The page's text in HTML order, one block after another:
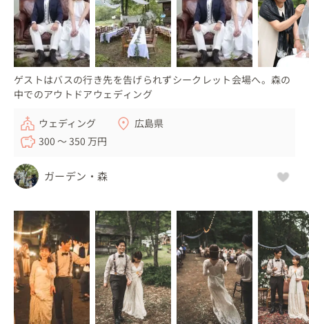
ゲストはバスの行き先を告げられずシークレット会場へ。森の
中でのアウトドアウェディング
ウェディング
広島県
300 〜 350 万円
ガーデン・森